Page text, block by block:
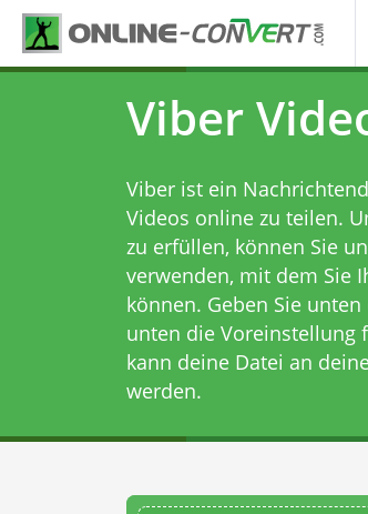
Viber
Viber ist ein
Videos online zu teilen.
zu erfüllen, können Sie
verwenden, mit dem Sie
können. Geben Sie
unten die Voreinstellung
kann deine Datei an
werden.